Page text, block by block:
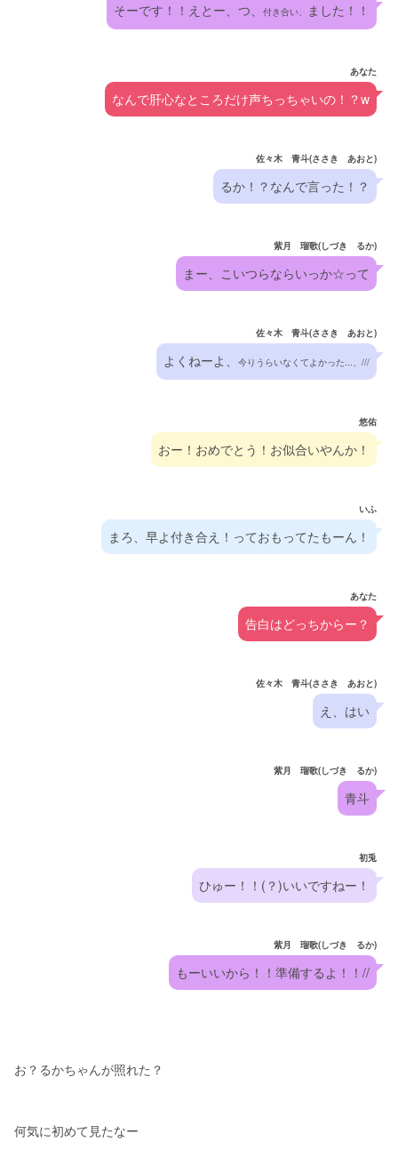
そーです！！えとー、つ、 付き合い、 ました！！
あなた
なんで肝心なところだけ声ちっちゃいの！？w
佐々木 青斗(ささき あおと)
るか！？なんで言った！？
紫月 瑠歌(しづき るか)
まー、こいつらならいっか☆って
佐々木 青斗(ささき あおと)
よくねーよ、 今りうらいなくてよかった...、///
悠佑
おー！おめでとう！お似合いやんか！
いふ
まろ、早よ付き合え！っておもってたもーん！
あなた
告白はどっちからー？
佐々木 青斗(ささき あおと)
え、はい
紫月 瑠歌(しづき るか)
青斗
初兎
ひゅー！！(？)いいですねー！
紫月 瑠歌(しづき るか)
もーいいから！！準備するよ！！//
お？るかちゃんが照れた？
何気に初めて見たなー